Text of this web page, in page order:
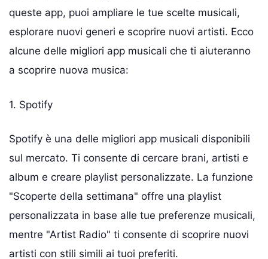
queste app, puoi ampliare le tue scelte musicali,
esplorare nuovi generi e scoprire nuovi artisti. Ecco
alcune delle migliori app musicali che ti aiuteranno
a scoprire nuova musica:
1. Spotify
Spotify è una delle migliori app musicali disponibili
sul mercato. Ti consente di cercare brani, artisti e
album e creare playlist personalizzate. La funzione
"Scoperte della settimana" offre una playlist
personalizzata in base alle tue preferenze musicali,
mentre "Artist Radio" ti consente di scoprire nuovi
artisti con stili simili ai tuoi preferiti.